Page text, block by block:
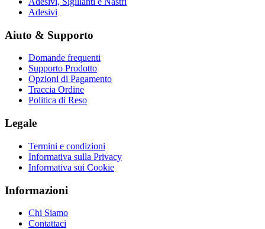
Adesivi
Aiuto & Supporto
Domande frequenti
Supporto Prodotto
Opzioni di Pagamento
Traccia Ordine
Politica di Reso
Legale
Termini e condizioni
Informativa sulla Privacy
Informativa sui Cookie
Informazioni
Chi Siamo
Contattaci